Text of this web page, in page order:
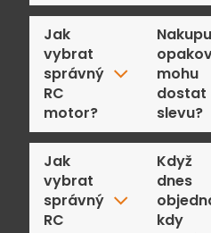
Jak
vybrat
správný
RC
motor?
Jak
vybrat
správný
RC
mohu
dostat
slevu?
Když
dnes
kdy